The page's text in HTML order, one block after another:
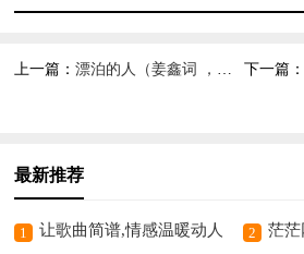
上一篇：漂泊的人（姜鑫词 ，梁铭曲）歌曲简谱,唱出游子心声 下一篇：
最新推荐
1 让歌曲简谱,情感温暖动人 2